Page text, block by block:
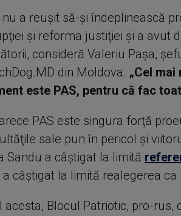
nu a reuşit să-şi îndeplinească
şi reforma justiţiei şi a avut
consideră Valeriu Paşa,
din Moldova. „Cel mai
este PAS, pentru că fac
PAS este singura forţă
sale pun în pericol şi
Sandu a câştigat la limită
a câştigat la limită realegerea ca
acesta, Blocul Patriotic, pro-